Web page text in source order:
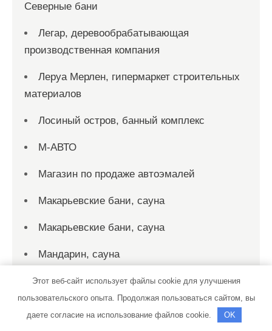
Северные бани
Легар, деревообрабатывающая
производственная компания
Леруа Мерлен, гипермаркет строительных
материалов
Лосиный остров, банный комплекс
М-АВТО
Магазин по продаже автоэмалей
Макарьевские бани, сауна
Макарьевские бани, сауна
Мандарин, сауна
Маск, гостиница
Этот веб-сайт использует файлы cookie для улучшения
пользовательского опыта. Продолжая пользоваться сайтом, вы
даете согласие на использование файлов cookie.
OK